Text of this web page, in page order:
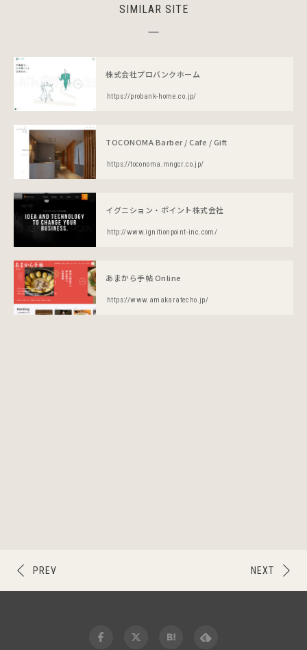
SIMILAR SITE
株式会社プロバンクホーム
https://probank-home.co.jp/
TOCONOMA Barber / Cafe / Gift
https://toconoma.mngcr.co.jp/
イグニション・ポイント株式会社
http://www.ignitionpoint-inc.com/
あまから手帖 Online
https://www.amakaratecho.jp/
NEXT
PREV